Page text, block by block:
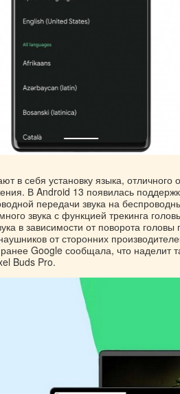
в себя установку языка, отличного
В Android 13 появилась
передачи звука на
звука с функцией трекинга
в зависимости от поворота
от сторонних
Google сообщала, что наделит
Buds Pro.